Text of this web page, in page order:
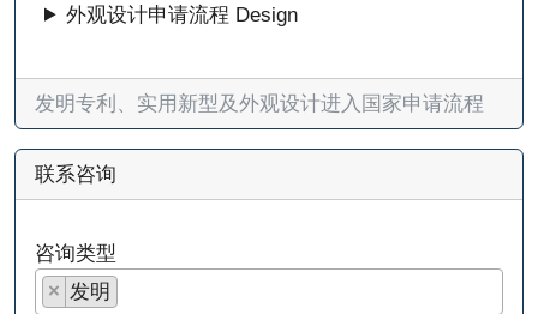
外观设计申请流程 Design
发明专利、实用新型及外观设计进入国家申请流程
联系咨询
咨询类型
× 发明